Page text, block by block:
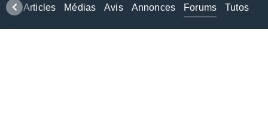
Articles Médias Avis Annonces Forums Tutos